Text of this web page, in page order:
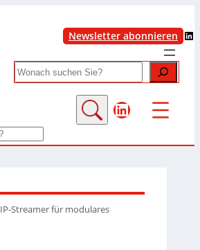
Newsletter abonnieren LinkedIn
Search
LinkedIn
IP-Streamer für modulares